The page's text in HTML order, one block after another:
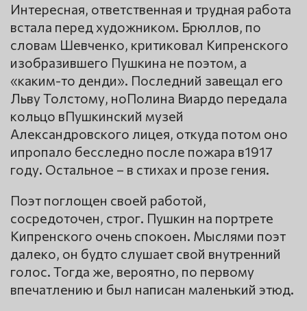
Интересная, ответственная и трудная работа
встала перед художником. Брюллов, по
словам Шевченко, критиковал Кипренского
изобразившего Пушкина не поэтом, а
«каким-то денди». Последний завещал его
Льву Толстому, ноПолина Виардо передала
кольцо вПушкинский музей
Александровского лицея, откуда потом оно
ипропало бесследно после пожара в1917
году. Остальное – в стихах и прозе гения.
Поэт поглощен своей работой,
сосредоточен, строг. Пушкин на портрете
Кипренского очень спокоен. Мыслями поэт
далеко, он будто слушает свой внутренний
голос. Тогда же, вероятно, по первому
впечатлению и был написан маленький этюд.